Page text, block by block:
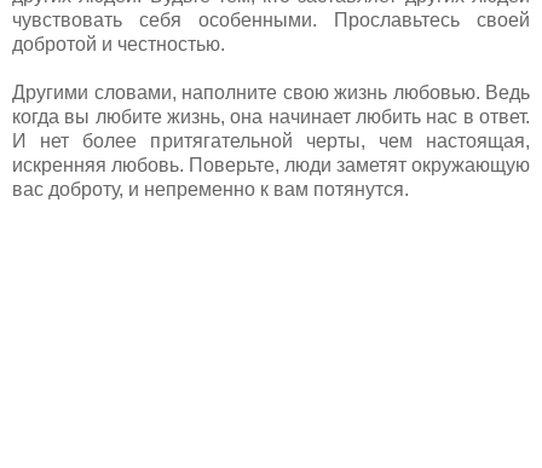
чувствовать себя особенными. Прославьтесь своей
добротой и честностью.
Другими словами, наполните свою жизнь любовью. Ведь
когда вы любите жизнь, она начинает любить нас в ответ.
И нет более притягательной черты, чем настоящая,
искренняя любовь. Поверьте, люди заметят окружающую
вас доброту, и непременно к вам потянутся.